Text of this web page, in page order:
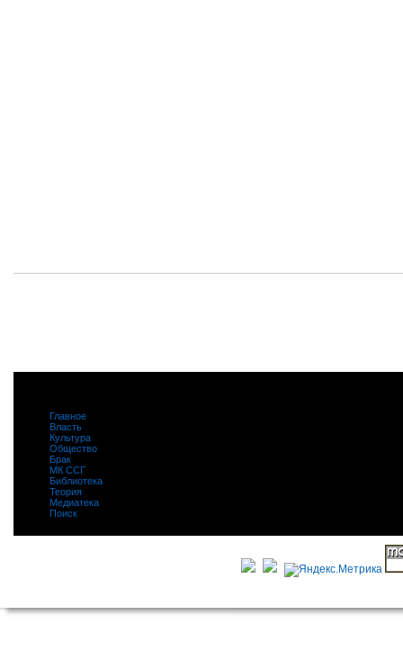
Главное
Власть
Культура
Общество
Брак
МК ССГ
Библиотека
Теория
Медиатека
Поиск